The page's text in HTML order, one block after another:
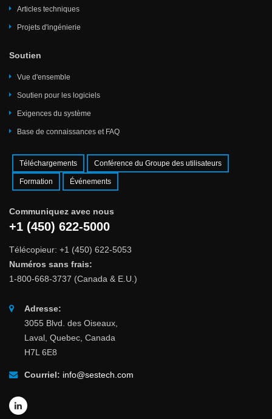
Articles techniques
Projets d'ingénierie
Soutien
Vue d'ensemble
Soutien pour les logiciels
Exigences du système
Base de connaissances et FAQ
Téléchargements Conférence du Groupe des utilisateurs
Formation Événements
Communiquez avec nous
+1 (450) 622-5000
Télécopieur: +1 (450) 622-5053
Numéros sans frais:
1-800-668-3737 (Canada & E.U.)
Adresse:
3055 Blvd. des Oiseaux,
Laval, Quebec, Canada
H7L 6E8
Courriel: info@sestech.com